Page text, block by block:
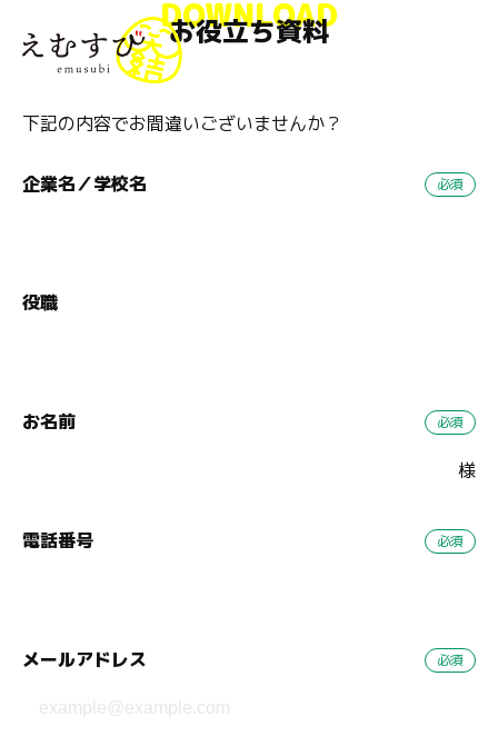
DOWNLOAD
お役立ち資料
下記の内容でお間違いございませんか？
企業名／学校名
役職
お名前
様
電話番号
メールアドレス